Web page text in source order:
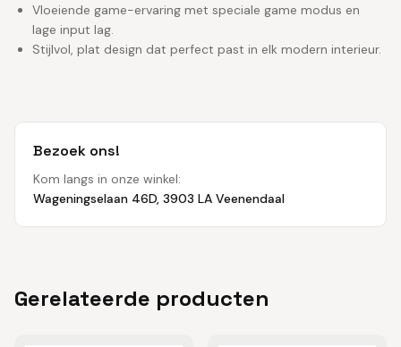
Vloeiende game-ervaring met speciale game modus en
lage input lag.
Stijlvol, plat design dat perfect past in elk modern interieur.
Bezoek ons!
Kom langs in onze winkel:
Wageningselaan 46D, 3903 LA Veenendaal
Gerelateerde producten